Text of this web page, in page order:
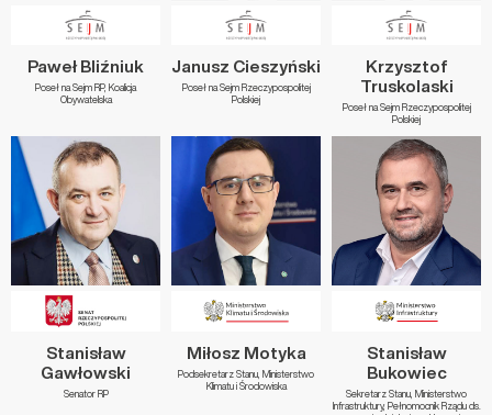
Paweł Bliźniuk
Poseł na Sejm RP, Koalicja
Obywatelska
Janusz Cieszyński
Poseł na Sejm Rzeczypospolitej
Polskiej
Krzysztof
Truskolaski
Poseł na Sejm Rzeczypospolitej
Polskiej
Stanisław
Gawłowski
Senator RP
Miłosz Motyka
Podsekretarz Stanu, Ministerstwo
Klimatu i Środowiska
Stanisław
Bukowiec
Sekretarz Stanu, Ministerstwo
Infrastruktury, Pełnomocnik Rządu ds.